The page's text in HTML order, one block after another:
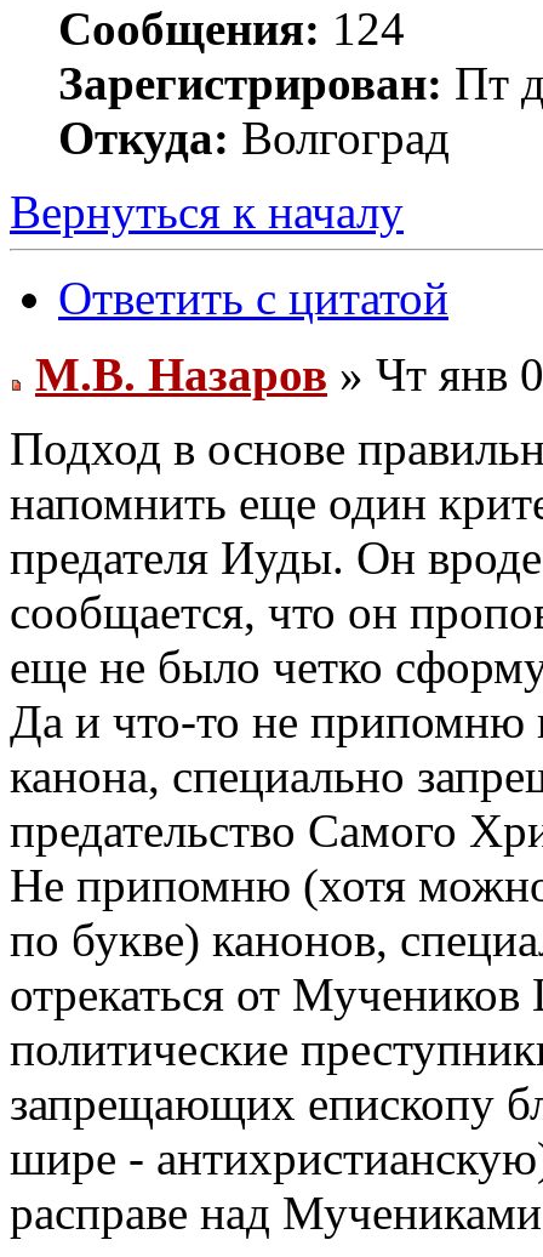
Сообщения: 124
Зарегистрирован: Пт
Откуда: Волгоград
Вернуться к началу
Ответить с цитатой
М.В. Назаров » Чт янв
Подход в основе
напомнить еще один
предателя Иуды. Он
сообщается, что он
еще не было четко
Да и что-то не припомню
канона, специально
предательство Самого
Не припомню (хотя
по букве) канонов,
отрекаться от
политические
запрещающих епископу
шире -
расправе над